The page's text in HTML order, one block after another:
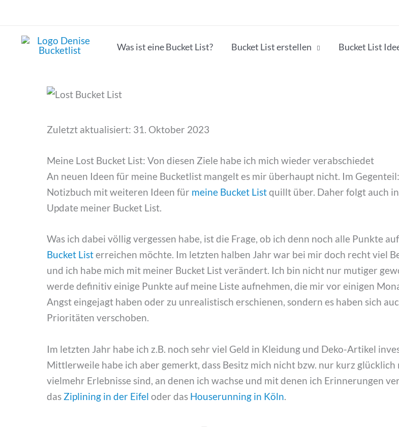
springen
Was ist eine Bucket List? Bucket List erstellen Bucket List
Zuletzt aktualisiert: 31. Oktober 2023
Meine Lost Bucket List: Von diesen Ziele habe ich mich wieder verabschiedet
An neuen Ideen für meine Bucketlist mangelt es mir überhaupt nicht. Im
Notizbuch mit weiteren Ideen für meine Bucket Listquillt über. Daher folgt auch
Update meiner Bucket List.
Was ich dabei völlig vergessen habe, ist die Frage, ob ich denn noch alle Punkte auf
Bucket Listerreichen möchte. Im letzten halben Jahr war bei mir doch recht viel
und ich habe mich mit meiner Bucket List verändert. Ich bin nicht nur mutiger
werde definitiv einige Punkte auf meine Liste aufnehmen, die mir vor einigen
Angst eingejagt haben oder zu unrealistisch erschienen, sondern es haben sich
Prioritäten verschoben.
Im letzten Jahr habe ich z.B. noch sehr viel Geld in Kleidung und Deko-Artikel
Mittlerweile habe ich aber gemerkt, dass Besitz mich nicht bzw. nur kurz glücklich
vielmehr Erlebnisse sind, an denen ich wachse und mit denen ich Erinnerungen
das Ziplining in der Eifel oder das Houserunning in Köln.